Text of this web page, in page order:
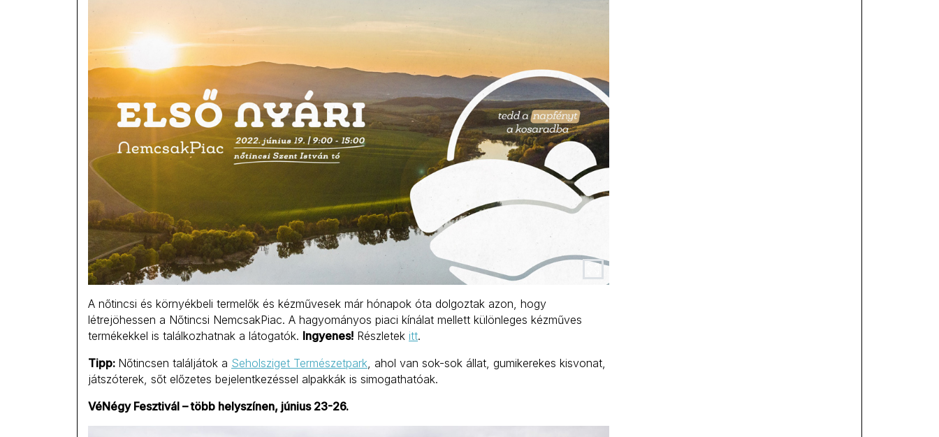
A nőtincsi és környékbeli termelők és kézművesek már hónapok óta dolgoztak azon, hogy
létrejöhessen a Nőtincsi NemcsakPiac. A hagyományos piaci kínálat mellett különleges kézműves
termékekkel is találkozhatnak a látogatók. Ingyenes! Részletek itt.
Tipp: Nőtincsen találjátok a Seholsziget Természetpark, ahol van sok-sok állat, gumikerekes kisvonat,
játszóterek, sőt előzetes bejelentkezéssel alpakkák is simogathatóak.
VéNégy Fesztivál – több helyszínen, június 23-26.